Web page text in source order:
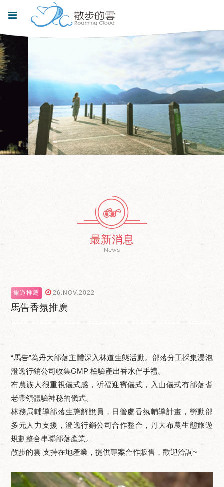
最新消息
News
旅遊推薦 26.NOV.2022
馬告香氛推廣
“馬告”為丹大部落主體深入林道生態活動。部落分工採集浸泡
澄逸行銷公司收集GMP 檢驗產出香水伴手禮。
布農族人很重視儀式感，祈福迎賓儀式，入山儀式有部落耆
老帶領體驗神秘的儀式。
林務局輔導部落生態解說員，日管處香氛輔導計畫，勞動部
多元人力支援，澄逸行銷公司合作整合，丹大布農生態旅遊
規劃整合串聯部落產業。
散步的雲 支持在地產業，提供專案合作販售，歡迎洽詢~